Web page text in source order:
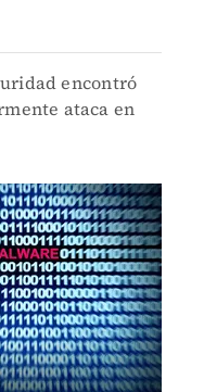
encontró
ataca en